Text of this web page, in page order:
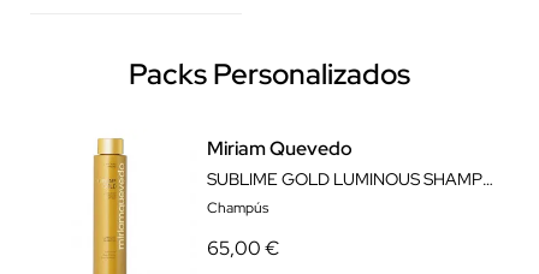
Packs Personalizados
Miriam Quevedo
SUBLIME GOLD LUMINOUS SHAMPOO 250 ML
Champús
65,00 €